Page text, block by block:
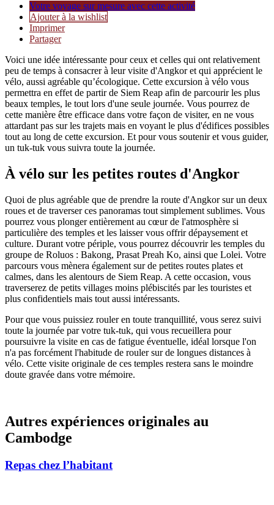
Votre voyage sur mesure avec cette activité
Ajouter à la wishlist
Imprimer
Partager
Voici une idée intéressante pour ceux et celles qui ont relativement
peu de temps à consacrer à leur visite d'Angkor et qui apprécient le
vélo, aussi agréable qu’écologique. Cette excursion à vélo vous
permettra en effet de partir de Siem Reap afin de parcourir les plus
beaux temples, le tout lors d'une seule journée. Vous pourrez de
cette manière être efficace dans votre façon de visiter, en ne vous
attardant pas sur les trajets mais en voyant le plus d'édifices possibles
tout au long de cette excursion. Et pour vous soutenir et vous guider,
un tuk-tuk vous suivra toute la journée.
À vélo sur les petites routes d'Angkor
Quoi de plus agréable que de prendre la route d'Angkor sur un deux
roues et de traverser ces panoramas tout simplement sublimes. Vous
pourrez vous plonger entièrement au cœur de l'atmosphère si
particulière des temples et les laisser vous offrir dépaysement et
culture. Durant votre périple, vous pourrez découvrir les temples du
groupe de Roluos : Bakong, Prasat Preah Ko, ainsi que Lolei. Votre
parcours vous mènera également sur de petites routes plates et
calmes, dans les alentours de Siem Reap. A cette occasion, vous
traverserez de petits villages moins plébiscités par les touristes et
plus confidentiels mais tout aussi intéressants.
Pour que vous puissiez rouler en toute tranquillité, vous serez suivi
toute la journée par votre tuk-tuk, qui vous recueillera pour
poursuivre la visite en cas de fatigue éventuelle, idéal lorsque l'on
n'a pas forcément l'habitude de rouler sur de longues distances à
vélo. Cette visite originale de ces temples restera sans le moindre
doute gravée dans votre mémoire.
Autres expériences originales au
Cambodge
Repas chez l’habitant